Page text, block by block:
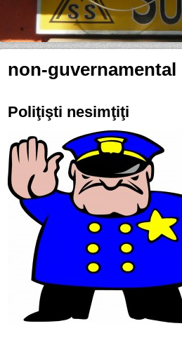
non-guvernamental
Poliţişti nesimţiţi